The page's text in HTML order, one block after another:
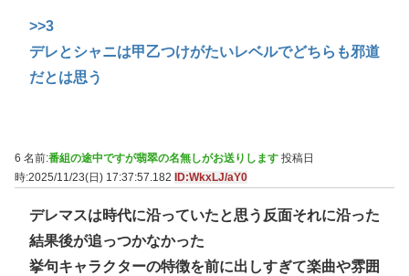
>>3
デレとシャニは甲乙つけがたいレベルでどちらも邪道
だとは思う
6 名前:番組の途中ですが翡翠の名無しがお送りします 投稿日
時:2025/11/23(日) 17:37:57.182
ID:WkxLJ/aY0
デレマスは時代に沿っていたと思う反面それに沿った
結果後が追っつかなかった
挙句キャラクターの特徴を前に出しすぎて楽曲や雰囲